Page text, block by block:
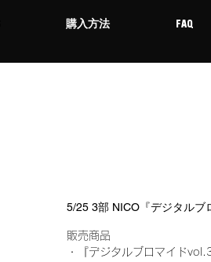
購入方法 FAQ
5/25 3部 NICO『デジタルブ
販売商品
・『デジタルブロマイド